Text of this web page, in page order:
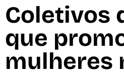
Coletivos
que
mulheres